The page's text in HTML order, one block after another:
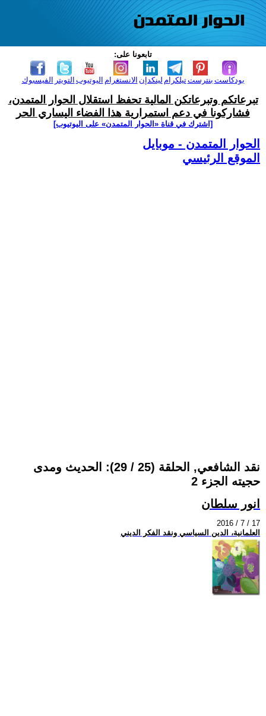
تابعونا على:
الفيسبوك التويتر اليوتيوب الانستغرام لينكدإن تيلكرامبنترست بودكاست
تبرعاتكم وتبرعاتكن المالية تحفظ استقلال الحوار المتمدن،
فشاركونا في دعم استمرارية هذا الفضاء اليساري الحر
[اشترك في قناة ‫«الحوار المتمدن» على اليوتيوب]
الحوار المتمدن - موبايل
الموقع الرئيسي
نقد الشافعي, الحلقة (25 / 29): الحديث ومدى
حجيته الجزء 2
انور سلطان
2016 / 7 / 17
العلمانية، الدين السياسي ونقد الفكر الديني